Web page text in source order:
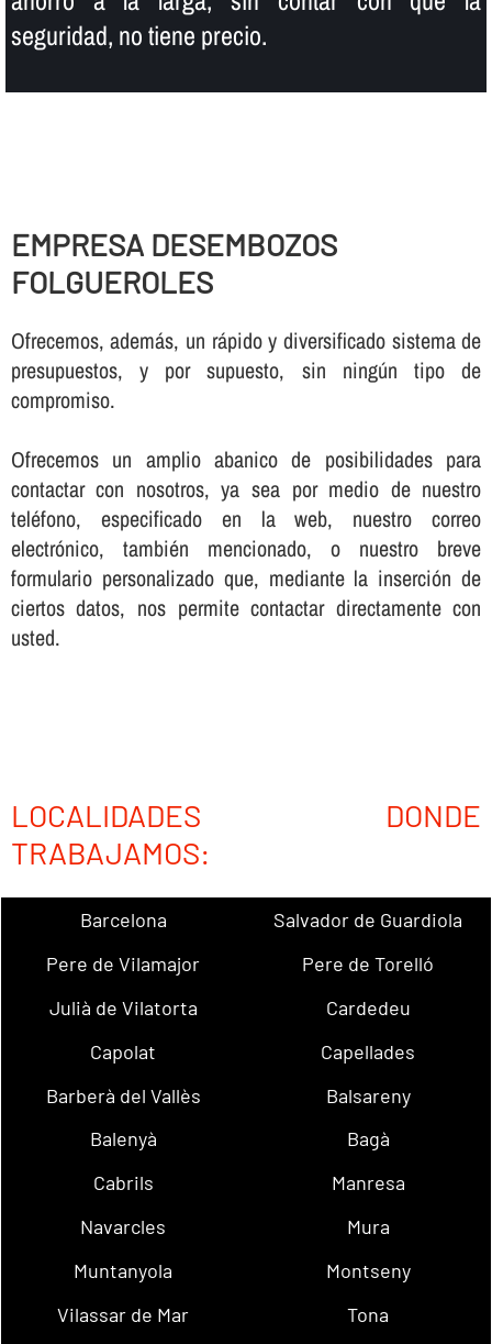
seguridad, no tiene precio.
EMPRESA DESEMBOZOS
FOLGUEROLES
Ofrecemos, además, un rápido y diversificado sistema de
presupuestos, y por supuesto, sin ningún tipo de
compromiso.
Ofrecemos un amplio abanico de posibilidades para
contactar con nosotros, ya sea por medio de nuestro
teléfono, especificado en la web, nuestro correo
electrónico, también mencionado, o nuestro breve
formulario personalizado que, mediante la inserción de
ciertos datos, nos permite contactar directamente con
usted.
LOCALIDADES DONDE
TRABAJAMOS:
Barcelona
Salvador de Guardiola
Pere de Vilamajor
Pere de Torelló
Julià de Vilatorta
Cardedeu
Capolat
Capellades
Barberà del Vallès
Balsareny
Balenyà
Bagà
Cabrils
Manresa
Navarcles
Mura
Muntanyola
Montseny
Vilassar de Mar
Tona